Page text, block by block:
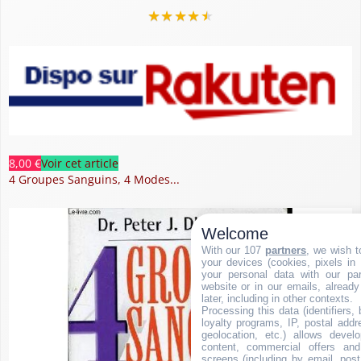
★★★★★
8,00 €Voir cet article
4 Groupes Sanguins, 4 Modes...
Welcome
With our 107 partners, we wish
your devices (cookies, pixels
your personal data with our
website or in our emails,
later, including in other contexts.
Processing this data (identifiers,
loyalty programs, IP, postal
geolocation, etc.) allows
content, commercial offers